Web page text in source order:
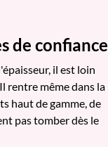
de confiance
il est loin
rentre même dans la
haut de gamme, de
pas tomber dès le